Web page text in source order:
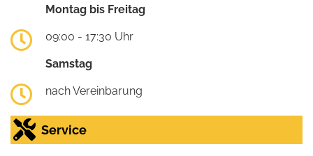
Montag bis Freitag
09:00 - 17:30 Uhr
Samstag
nach Vereinbarung
Service